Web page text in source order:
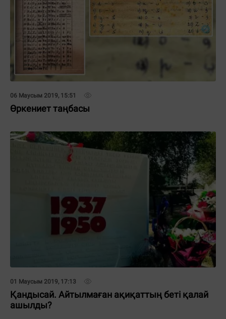
06 Маусым 2019, 15:51
Өркениет таңбасы
01 Маусым 2019, 17:13
Қандысай. Айтылмаған ақиқаттың беті қалай
ашылды?